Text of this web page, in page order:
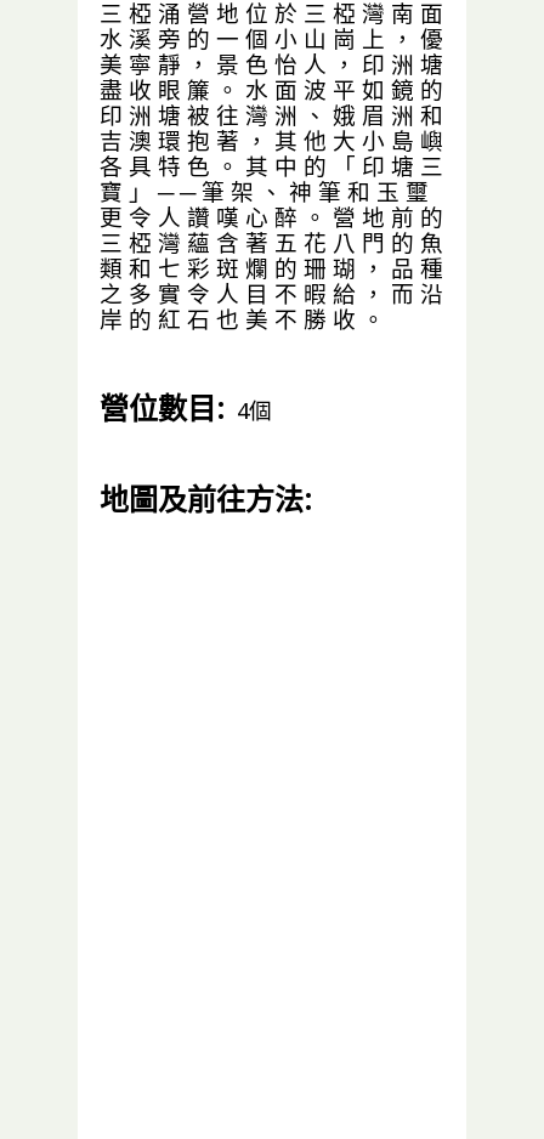
三 椏 涌 營 地 位 於 三 椏 灣 南 面
水 溪 旁 的 一 個 小 山 崗 上 ， 優
美 寧 靜 ， 景 色 怡 人 ， 印 洲 塘
盡 收 眼 簾 。 水 面 波 平 如 鏡 的
印 洲 塘 被 往 灣 洲 、 娥 眉 洲 和
吉 澳 環 抱 著 ， 其 他 大 小 島 嶼
各 具 特 色 。 其 中 的 「 印 塘 三
寶 」 ─ ─ 筆 架 、 神 筆 和 玉 璽
更 令 人 讚 嘆 心 醉 。 營 地 前 的
三 椏 灣 蘊 含 著 五 花 八 門 的 魚
類 和 七 彩 斑 爛 的 珊 瑚 ， 品 種
之 多 實 令 人 目 不 暇 給 ， 而 沿
岸 的 紅 石 也 美 不 勝 收 。
營位數目: 4個
地圖及前往方法: